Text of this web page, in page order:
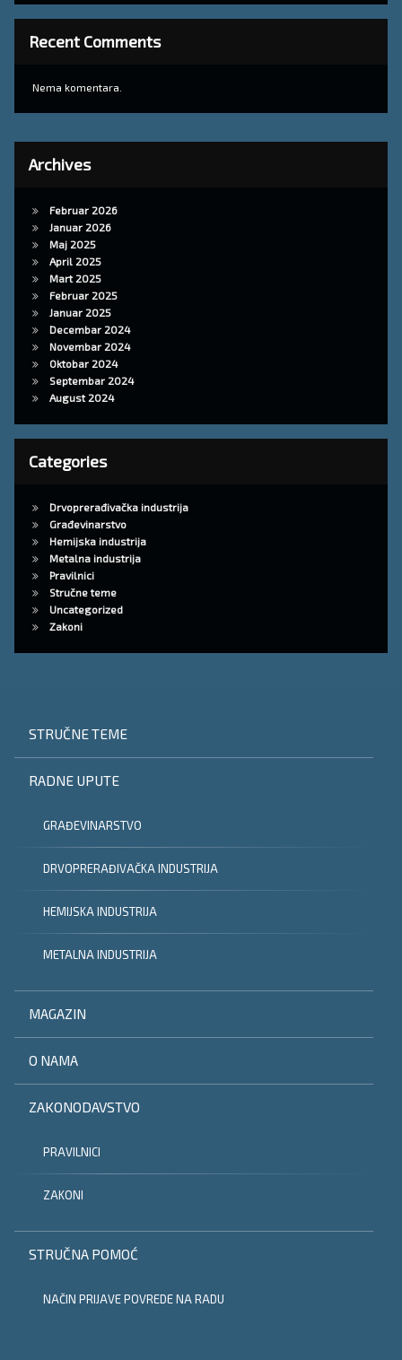
Recent Comments
Nema komentara.
Archives
Februar 2026
Januar 2026
Maj 2025
April 2025
Mart 2025
Februar 2025
Januar 2025
Decembar 2024
Novembar 2024
Oktobar 2024
Septembar 2024
August 2024
Categories
Drvoprerađivačka industrija
Građevinarstvo
Hemijska industrija
Metalna industrija
Pravilnici
Stručne teme
Uncategorized
Zakoni
STRUČNE TEME
RADNE UPUTE
GRAĐEVINARSTVO
DRVOPRERAĐIVAČKA INDUSTRIJA
HEMIJSKA INDUSTRIJA
METALNA INDUSTRIJA
MAGAZIN
O NAMA
ZAKONODAVSTVO
PRAVILNICI
ZAKONI
STRUČNA POMOĆ
NAČIN PRIJAVE POVREDE NA RADU